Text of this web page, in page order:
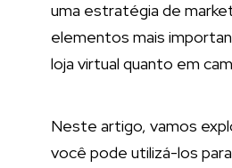
uma estratégia de
elementos mais
loja virtual quanto em
Neste artigo, vamos
você pode utilizá-los